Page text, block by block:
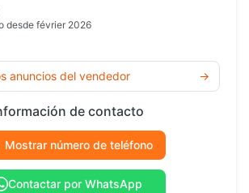
desde février 2026
anuncios del vendedor →
de contacto
Mostrar número de teléfono
Contactar por WhatsApp